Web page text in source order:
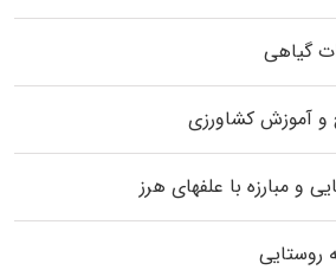
گیاهی
و آموزش کشاورزی
و مبارزه با علفهای هرز
روستایی